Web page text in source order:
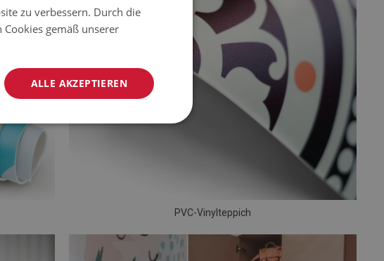
PVC-Vinylteppich
zu verbessern. Durch die
gemäß unserer
ALLE AKZEPTIEREN